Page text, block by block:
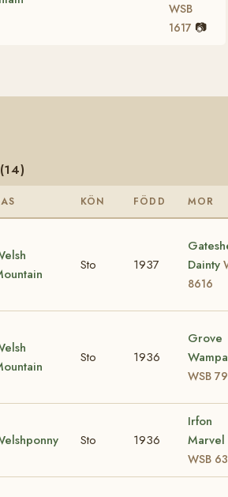
WSB
1617 📷
KÖN FÖDD MOR
Sto 1937
Dainty
8616
Sto 1936
Grove
Wampa
WSB
Sto 1936
Irfon
Marvel
WSB